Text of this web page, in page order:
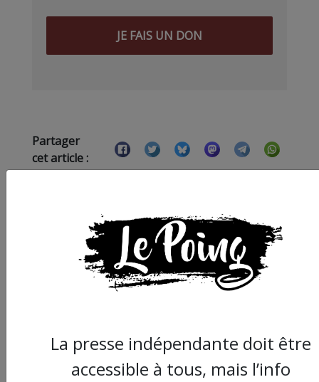
JE FAIS UN DON
Partager
cet article :
ARTICLE SUIVANT :
La presse indépendante doit être
accessible à tous, mais l’info